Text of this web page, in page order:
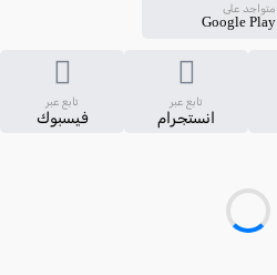
متواجد على
Google Play
تابع عبر
انستجرام
تابع عبر
فيسبوك